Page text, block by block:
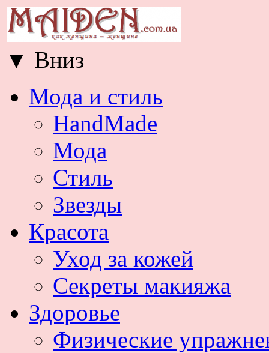
▼ Вниз
Мода и стиль
HandMade
Мода
Стиль
Звезды
Красота
Уход за кожей
Секреты макияжа
Здоровье
Физические